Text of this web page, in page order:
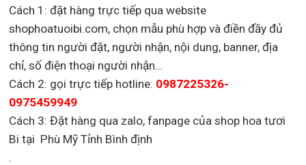
Cách 1: đặt hàng trực tiếp qua website
shophoatuoibi.com, chọn mẫu phù hợp và điền đầy đủ
thông tin người đặt, người nhận, nội dung, banner, địa
chỉ, số điện thoại người nhận…
Cách 2: gọi trực tiếp hotline: 0987225326-
0975459949
Cách 3: Đặt hàng qua zalo, fanpage của shop hoa tươi
Bi tại Phù Mỹ Tỉnh Bình định
.